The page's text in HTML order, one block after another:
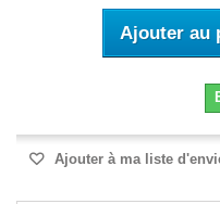
Ajouter au
Ajouter à ma liste